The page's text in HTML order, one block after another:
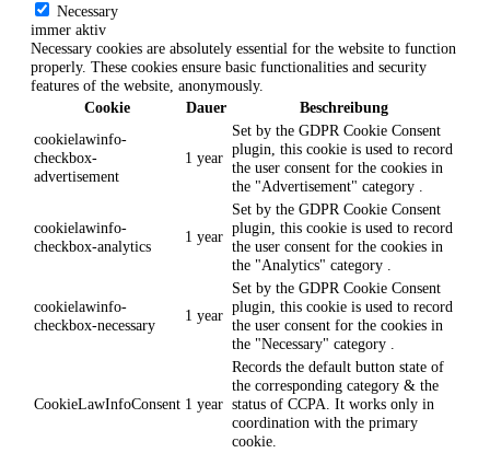
Necessary
immer aktiv
Necessary cookies are absolutely essential for the website to function
properly. These cookies ensure basic functionalities and security
features of the website, anonymously.
Cookie
Dauer
Beschreibung
cookielawinfo-
checkbox-
advertisement
1 year
Set by the GDPR Cookie Consent
plugin, this cookie is used to record
the user consent for the cookies in
the "Advertisement" category .
cookielawinfo-
checkbox-analytics
1 year
Set by the GDPR Cookie Consent
plugin, this cookie is used to record
the user consent for the cookies in
the "Analytics" category .
cookielawinfo-
checkbox-necessary
1 year
Set by the GDPR Cookie Consent
plugin, this cookie is used to record
the user consent for the cookies in
the "Necessary" category .
CookieLawInfoConsent 1 year
Records the default button state of
the corresponding category & the
status of CCPA. It works only in
coordination with the primary
cookie.